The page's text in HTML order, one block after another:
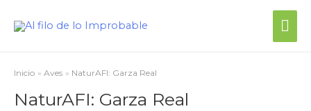
Inicio Aves NaturAFI: Garza Real
NaturAFI: Garza Real